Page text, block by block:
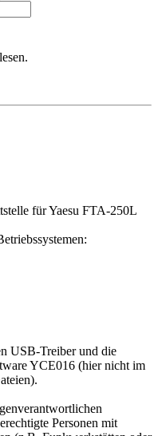
für Yaesu FTA-250L
USB-Treiber und die
YCE016 (hier nicht im
Personen mit